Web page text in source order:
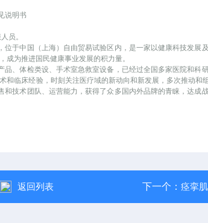
说明书
员。
位于中国（上海）自由贸易试验区内，是一家以健康科技发展
为推进国民健康事业发展的积力量。
、体检类设、手术室急救室设备，已经过全国多家医院和科
临床经验，时刻关注医疗域的新动向和新发展，多次推动和
技术团队、运营能力，获得了众多国内外品牌的青睐，达成
返回列表 下一个： 痉挛